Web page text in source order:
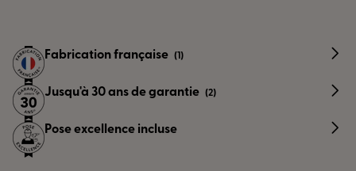
Fabrication française (1)
Jusqu'à 30 ans de garantie (2)
Pose excellence incluse